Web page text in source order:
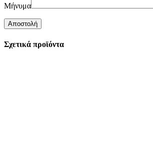
Μήνυμα
Σχετικά προϊόντα